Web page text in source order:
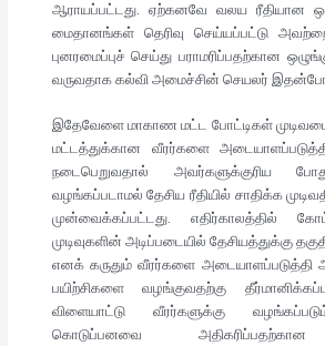
ஆராயப்பட்டது. ஏற்கனவே வலய ரீதியான
மைதானங்கள் தெரிவு செய்யப்பட்டு
புனரமைப்புச் செய்து பராமரிப்பதற்கான
வருவதாக கல்வி அமைச்சின் செயலர் இதன்போது
இதேவேளை மாகாண மட்ட போட்டிகள்
மட்டத்துக்கான வீரர்களை
நடைபெறுவதால் அவர்களுக்குரிய
வழங்கப்படாமல் தேசிய ரீதியில் சாதிக்க
முன்வைக்கப்பட்டது. எதிர்காலத்தில்
முடிவுகளின் அடிப்படையில் தேசியத்துக்கு
எனக் கருதும் வீரர்களை அடையாளப்படுத்தி
பயிற்சிகளை வழங்குவதற்கு
விளையாட்டு வீரர்களுக்கு
கொடுப்பனவை